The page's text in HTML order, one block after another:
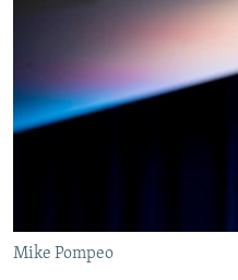
Mike Pompeo